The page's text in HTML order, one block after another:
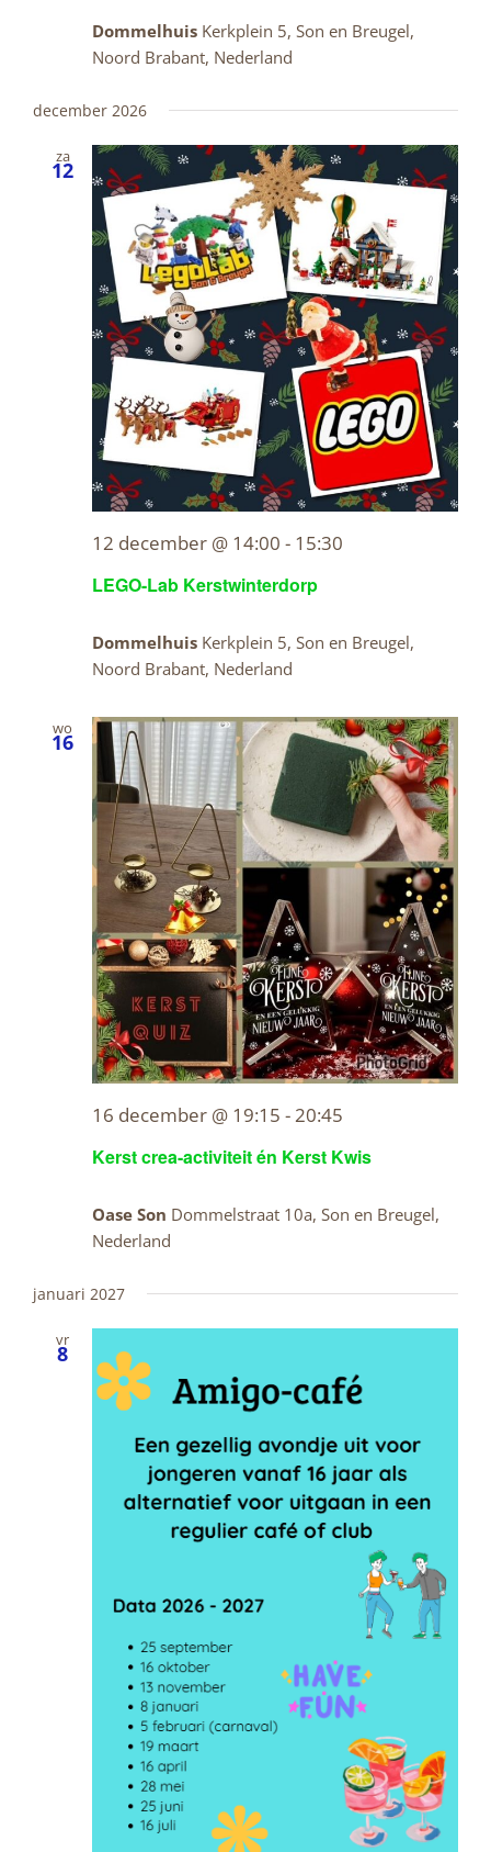
Dommelhuis Kerkplein 5, Son en Breugel,
Noord Brabant, Nederland
december 2026
za
12
LEGO-Lab Kerstwinterdorp
12 december @ 14:00 - 15:30
Dommelhuis Kerkplein 5, Son en Breugel,
Noord Brabant, Nederland
wo
16
Kerst crea-activiteit én Kerst Kwis
16 december @ 19:15 -20:45
Oase Son Dommelstraat 10a, Son en Breugel,
Nederland
januari 2027
vr
8